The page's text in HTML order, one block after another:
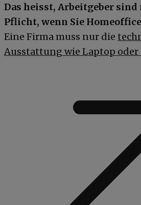
Das heisst, Arbeitgeber
Pflicht, wenn Sie
Eine Firma muss nur die
Ausstattung wie Laptop oder